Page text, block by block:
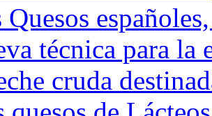
Quesos
técnica para la
cruda